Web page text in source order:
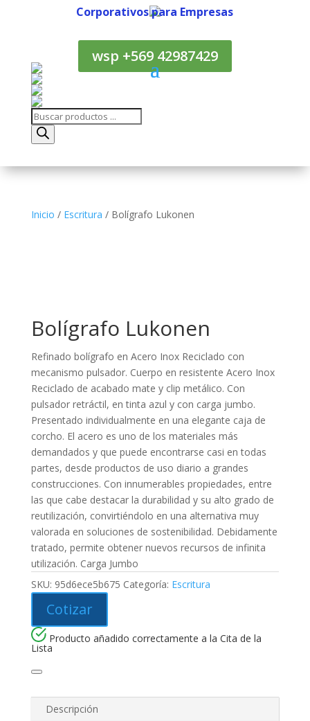
Corporativos para Empresas
wsp +569 42987429
Búsqueda
de
productos
Inicio / Escritura / Bolígrafo Lukonen
Bolígrafo Lukonen
Refinado bolígrafo en Acero Inox Reciclado con
mecanismo pulsador. Cuerpo en resistente Acero Inox
Reciclado de acabado mate y clip metálico. Con
pulsador retráctil, en tinta azul y con carga jumbo.
Presentado individualmente en una elegante caja de
corcho. El acero es uno de los materiales más
demandados y que puede encontrarse casi en todas
partes, desde productos de uso diario a grandes
construcciones. Con innumerables propiedades, entre
las que cabe destacar la durabilidad y su alto grado de
reutilización, convirtiéndolo en una alternativa muy
valorada en soluciones de sostenibilidad. Debidamente
tratado, permite obtener nuevos recursos de infinita
utilización. Carga Jumbo
SKU: 95d6ece5b675 Categoría: Escritura
Cotizar
Producto añadido correctamente a la Cita de la
Lista
Descripción